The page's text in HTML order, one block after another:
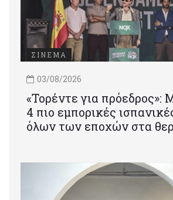
ΣΙΝΕΜΑ
03/08/2026
«Τορέντε για πρόεδρος»:
4 πιο εμπορικές
όλων των εποχών στα